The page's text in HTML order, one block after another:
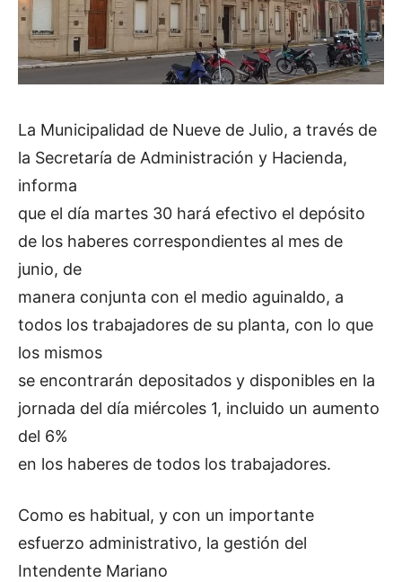
La Municipalidad de Nueve de Julio, a través de
la Secretaría de Administración y Hacienda,
informa
que el día martes 30 hará efectivo el depósito
de los haberes correspondientes al mes de
junio, de
manera conjunta con el medio aguinaldo, a
todos los trabajadores de su planta, con lo que
los mismos
se encontrarán depositados y disponibles en la
jornada del día miércoles 1, incluido un aumento
del 6%
en los haberes de todos los trabajadores.
Como es habitual, y con un importante
esfuerzo administrativo, la gestión del
Intendente Mariano